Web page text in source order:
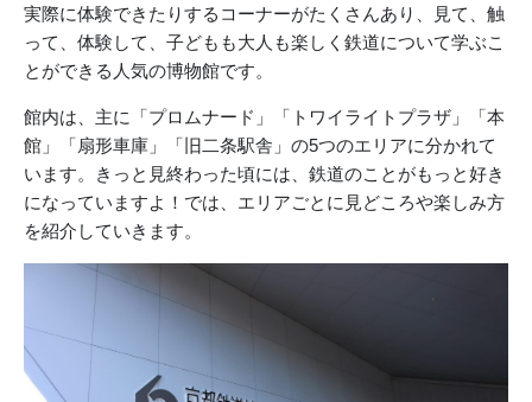
実際に体験できたりするコーナーがたくさんあり、見て、触
って、体験して、子どもも大人も楽しく鉄道について学ぶこ
とができる人気の博物館です。
館内は、主に「プロムナード」「トワイライトプラザ」「本
館」「扇形車庫」「旧二条駅舎」の5つのエリアに分かれて
います。きっと見終わった頃には、鉄道のことがもっと好き
になっていますよ！では、エリアごとに見どころや楽しみ方
を紹介していきます。